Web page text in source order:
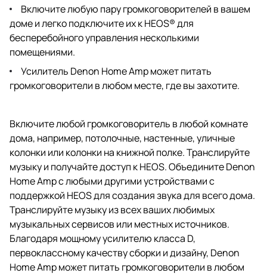
Включите любую пару громкоговорителей в вашем
доме и легко подключите их к HEOS® для
бесперебойного управления несколькими
помещениями.
Усилитель Denon Home Amp может питать
громкоговорители в любом месте, где вы захотите.
Включите любой громкоговоритель в любой комнате
дома, например, потолочные, настенные, уличные
колонки или колонки на книжной полке. Транслируйте
музыку и получайте доступ к HEOS. Объедините Denon
Home Amp с любыми другими устройствами с
поддержкой HEOS для создания звука для всего дома.
Транслируйте музыку из всех ваших любимых
музыкальных сервисов или местных источников.
Благодаря мощному усилителю класса D,
первоклассному качеству сборки и дизайну, Denon
Home Amp может питать громкоговорители в любом